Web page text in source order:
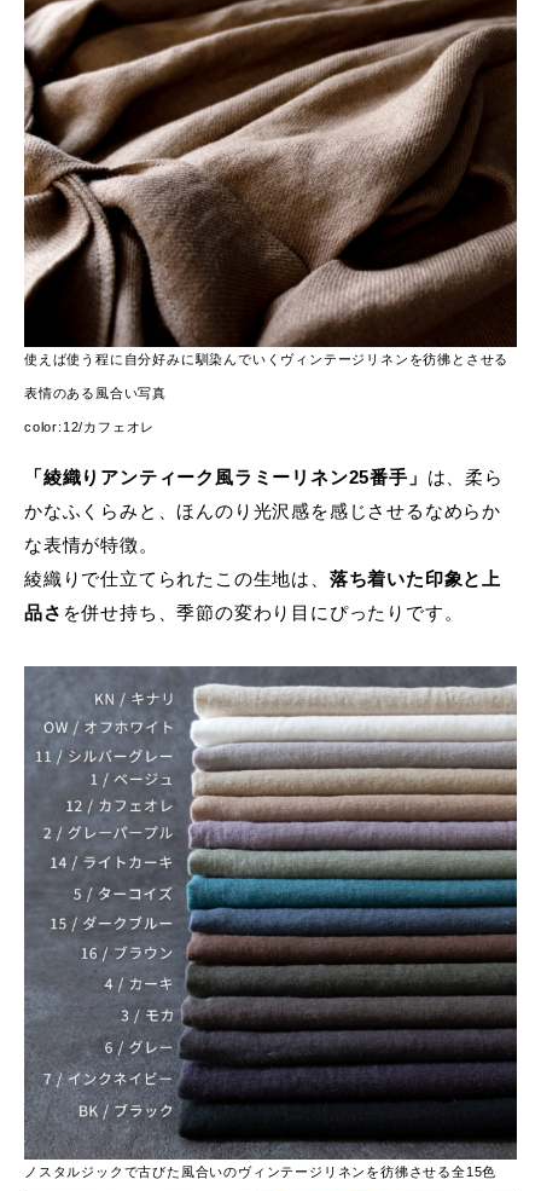
使えば使う程に自分好みに馴染んでいくヴィンテージリネンを彷彿とさせる
表情のある風合い写真
color:12/カフェオレ
「綾織りアンティーク風ラミーリネン25番手」 は、柔ら
かなふくらみと、ほんのり光沢感を感じさせるなめらか
な表情が特徴。
綾織りで仕立てられたこの生地は、 落ち着いた印象と上
品さ を併せ持ち、季節の変わり目にぴったりです。
ノスタルジックで古びた風合いのヴィンテージリネンを彷彿させる全15色